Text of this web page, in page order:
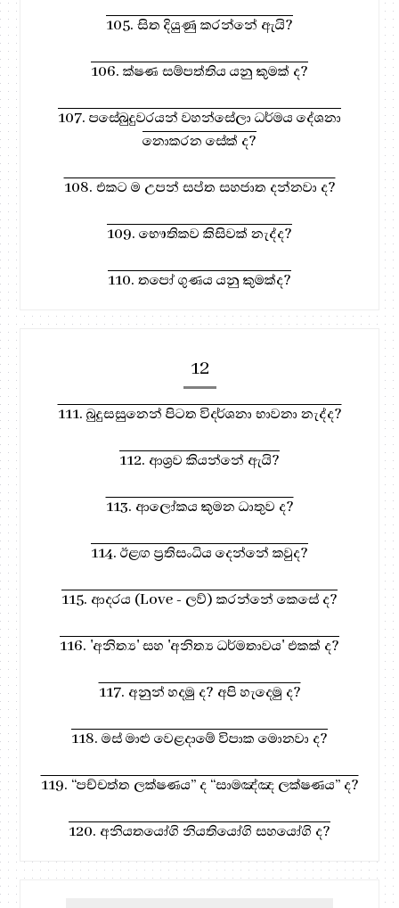
105. සිත දියුණු කරන්නේ ඇයි?
106. ක්ෂණ සම්පත්තිය යනු කුමක් ද?
107. පසේබුදුවරයන් වහන්සේලා ධර්මය දේශනා
නොකරන සේක් ද?
108. එකට ම උපන් සප්ත සහජාත දන්නවා ද?
109. භෞතිකව කිසිවක් නැද්ද?
110. තපෝ ගුණය යනු කුමක්ද?
12
111. බුදුසසුනෙන් පිටත විදර්ශනා භාවනා නැද්ද?
112. ආශ්‍රව කියන්නේ ඇයි?
113. ආලෝකය කුමන ධාතුව ද?
114. ඊළඟ ප්‍රතිසංධිය දෙන්නේ කවුද?
115. ආදරය (Love - ලව්) කරන්නේ කෙසේ ද?
116. 'අනිත්‍ය' සහ 'අනිත්‍ය ධර්මතාවය' එකක් ද?
117. අනුන් හදමු ද? අපි හැදෙමු ද?
118. මස් මාළු වෙළදාමේ විපාක මොනවා ද?
119. “පච්චත්ත ලක්ෂණය” ද “සාමඤ්ඤ ලක්ෂණය” ද?
120. අනියතයෝගි නියතියෝගි සහයෝගි ද?